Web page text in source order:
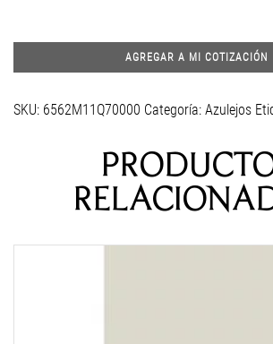
cantidad
AGREGAR A MI COTIZACIÓN
SKU: 6562M11Q70000 Categoría: Azulejos